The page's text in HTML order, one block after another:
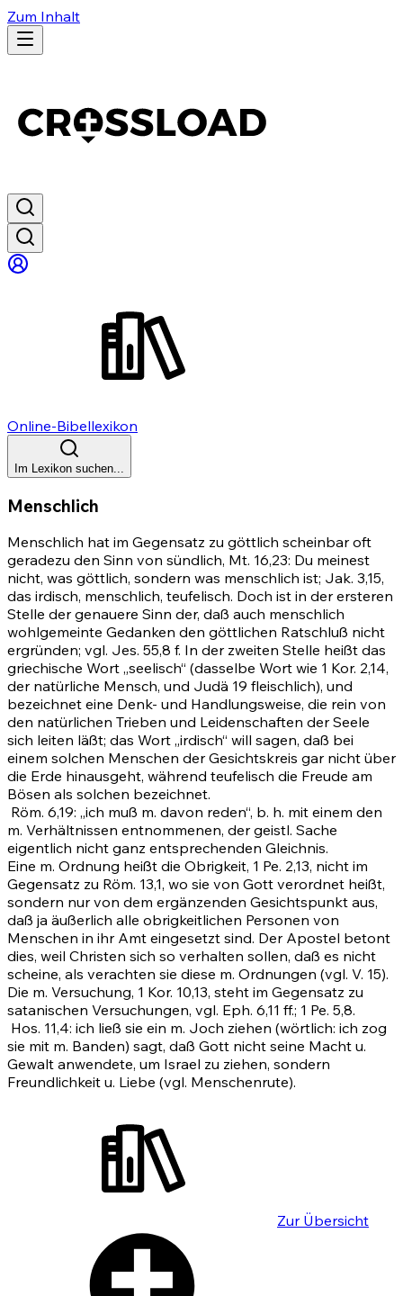
Zum Inhalt
Online-Bibellexikon
Im Lexikon suchen...
Menschlich
Menschlich hat im Gegensatz zu göttlich scheinbar oft
geradezu den Sinn von sündlich, Mt. 16,23: Du meinest
nicht, was göttlich, sondern was menschlich ist; Jak. 3,15,
das irdisch, menschlich, teufelisch. Doch ist in der ersteren
Stelle der genauere Sinn der, daß auch menschlich
wohlgemeinte Gedanken den göttlichen Ratschluß nicht
ergründen; vgl. Jes. 55,8 f. In der zweiten Stelle heißt das
griechische Wort „seelisch“ (dasselbe Wort wie 1 Kor. 2,14,
der natürliche Mensch, und Judä 19 fleischlich), und
bezeichnet eine Denk- und Handlungsweise, die rein von
den natürlichen Trieben und Leidenschaften der Seele
sich leiten läßt; das Wort „irdisch“ will sagen, daß bei
einem solchen Menschen der Gesichtskreis gar nicht über
die Erde hinausgeht, während teufelisch die Freude am
Bösen als solchen bezeichnet.
Röm. 6,19: „ich muß m. davon reden“, b. h. mit einem den
m. Verhältnissen entnommenen, der geistl. Sache
eigentlich nicht ganz entsprechenden Gleichnis.
Eine m. Ordnung heißt die Obrigkeit, 1 Pe. 2,13, nicht im
Gegensatz zu Röm. 13,1, wo sie von Gott verordnet heißt,
sondern nur von dem ergänzenden Gesichtspunkt aus,
daß ja äußerlich alle obrigkeitlichen Personen von
Menschen in ihr Amt eingesetzt sind. Der Apostel betont
dies, weil Christen sich so verhalten sollen, daß es nicht
scheine, als verachten sie diese m. Ordnungen (vgl. V. 15).
Die m. Versuchung, 1 Kor. 10,13, steht im Gegensatz zu
satanischen Versuchungen, vgl. Eph. 6,11 ff.; 1 Pe. 5,8.
Hos. 11,4: ich ließ sie ein m. Joch ziehen (wörtlich: ich zog
sie mit m. Banden) sagt, daß Gott nicht seine Macht u.
Gewalt anwendete, um Israel zu ziehen, sondern
Freundlichkeit u. Liebe (vgl. Menschenrute).
Zur Übersicht